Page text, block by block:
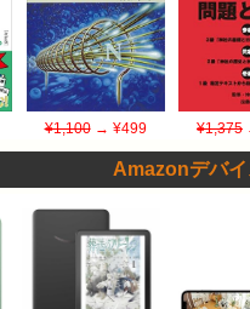
¥1,100→ ¥499 ¥1,375
Amazonデバ